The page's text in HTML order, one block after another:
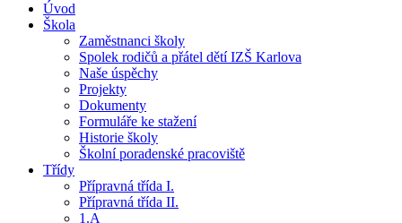
Úvod
Škola
Zaměstnanci školy
Spolek rodičů a přátel dětí IZŠ Karlova
Naše úspěchy
Projekty
Dokumenty
Formuláře ke stažení
Historie školy
Školní poradenské pracoviště
Třídy
Přípravná třída I.
Přípravná třída II.
1.A